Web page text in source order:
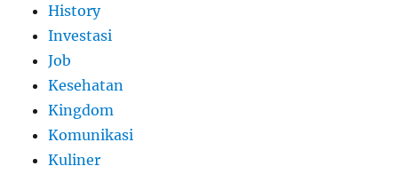
History
Investasi
Job
Kesehatan
Kingdom
Komunikasi
Kuliner